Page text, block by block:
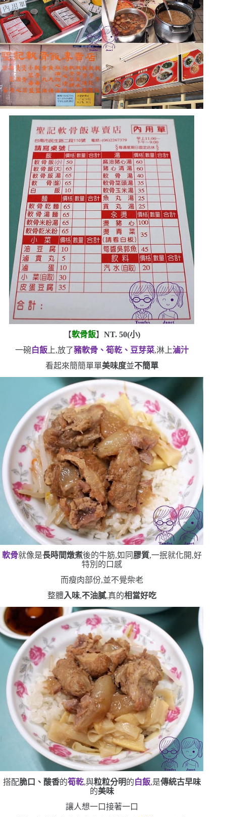
【軟骨飯】 NT. 50(小)
一碗白飯上,放了豬軟骨、筍乾、豆芽菜,淋上滷汁
看起來簡簡單單美味度並不簡單
軟骨就像是長時間燉煮後的牛筋,如同 膠質,一抿就化開,好
特別的口感
而瘦肉部份,並不覺柴老
整體入味,不油膩,真的相當好吃
搭配脆口、酸香的筍乾,與粒粒分明的白飯,是傳統古早味
的美味
讓人想一口接著一口